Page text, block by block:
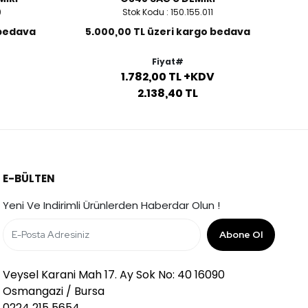
Stok Kodu : 150.155.011
5.000,00 TL üzeri kargo bedava
Fiyat#
1.782,00 TL +KDV
2.138,40 TL
E-BÜLTEN
Yeni Ve Indirimli Ürünlerden Haberdar Olun !
Abone Ol
Veysel Karani Mah 17. Ay Sok No: 40 16090
Osmangazi / Bursa